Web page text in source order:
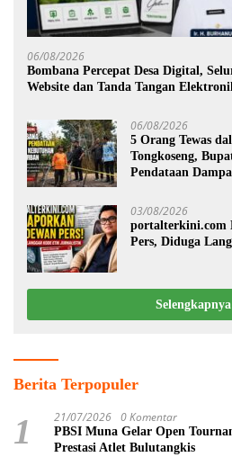
06/08/2026
Bombana Percepat Desa Digital,
Website dan Tanda Tangan
06/08/2026
5 Orang Tewas
Tongkoseng,
Pendataan
03/08/2026
portalterkini.com
Pers, Diduga
Selengkapnya
Berita Terpopuler
1 21/07/2026 0 Komentar
PBSI Muna Gelar Open
Prestasi Atlet Bulutangkis